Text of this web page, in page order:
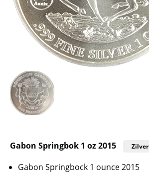
Gabon Springbok 1 oz 2015 Zilver
Gabon Springbock 1 ounce 2015